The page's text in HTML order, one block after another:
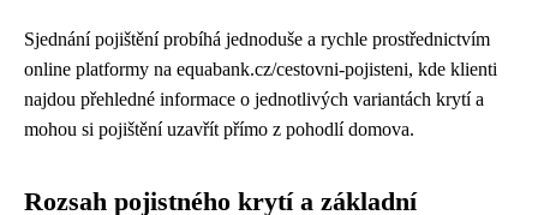
Sjednání pojištění probíhá jednoduše a rychle prostřednictvím
online platformy na equabank.cz/cestovni-pojisteni, kde klienti
najdou přehledné informace o jednotlivých variantách krytí a
mohou si pojištění uzavřít přímo z pohodlí domova.
Rozsah pojistného krytí a základní